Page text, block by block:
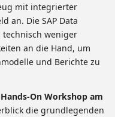
mit integrierter
an. Die SAP Data
technisch weniger
an die Hand, um
und Berichte zu
On Workshop am
die grundlegenden